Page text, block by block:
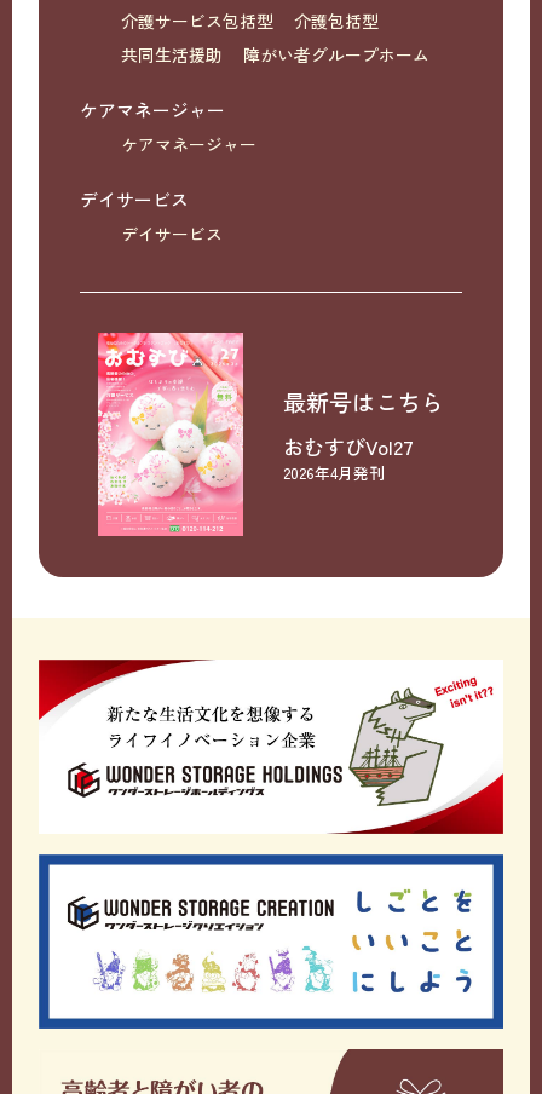
介護サービス包括型
介護包括型
共同生活援助
障がい者グループホーム
ケアマネージャー
ケアマネージャー
デイサービス
デイサービス
最新号はこちら
おむすびVol27
2026年4月発刊